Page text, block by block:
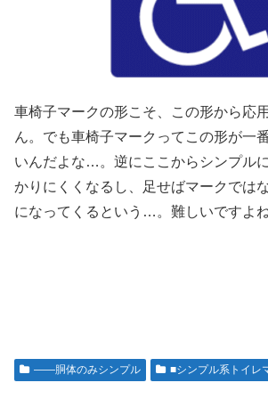
車椅子マークの形こそ、この形から応
ん。でも車椅子マークってこの形が一
いんだよな…。逆にここからシンプル
かりにくくなるし、足せばマークでは
になってくるという…。難しいですよね
――胴体のみシンプル ■シンプル系トイレ